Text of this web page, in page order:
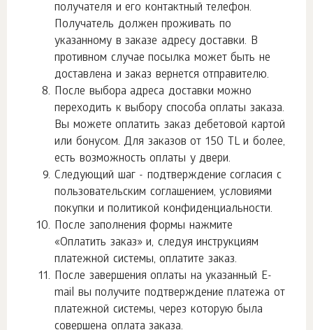
получателя и его контактный телефон.
Получатель должен проживать по
указанному в заказе адресу доставки. В
противном случае посылка может быть не
доставлена и заказ вернется отправителю.
После выбора адреса доставки можно
переходить к выбору способа оплаты заказа.
Вы можете оплатить заказ дебетовой картой
или бонусом. Для заказов от 150 TL и более,
есть возможность оплаты у двери.
Следующий шаг - подтверждение согласия с
пользовательским соглашением, условиями
покупки и политикой конфиденциальности.
После заполнения формы нажмите
«Оплатить заказ» и, следуя инструкциям
платежной системы, оплатите заказ.
После завершения оплаты на указанный E-
mail вы получите подтверждение платежа от
платежной системы, через которую была
совершена оплата заказа.